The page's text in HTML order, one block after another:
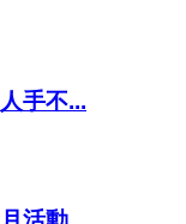
手不...